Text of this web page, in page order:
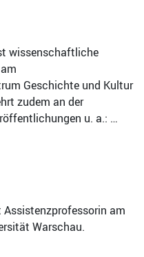
wissenschaftliche
Geschichte und Kultur
zudem an der
u. a.: …
Assistenzprofessorin am
Warschau.